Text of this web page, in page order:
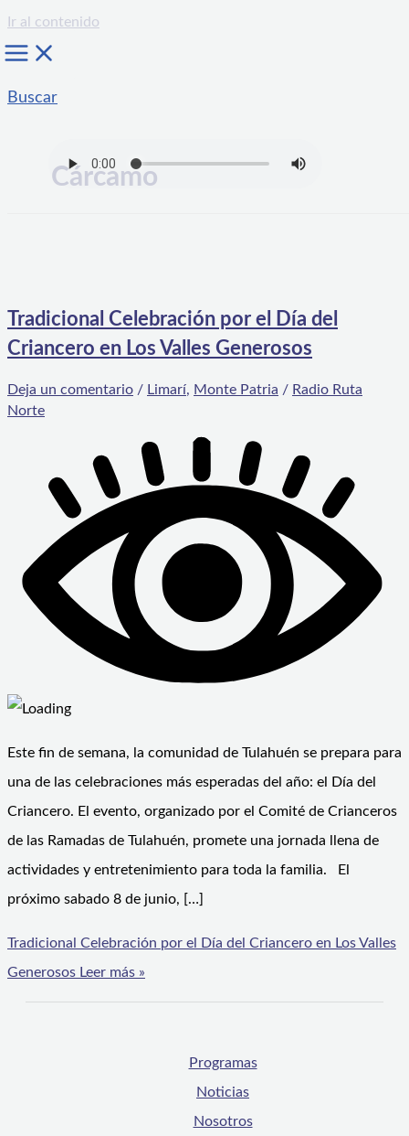
Ir al contenido
Buscar
Cárcamo
Tradicional Celebración por el Día del
Criancero en Los Valles Generosos
Deja un comentario / Limarí, Monte Patria / Radio Ruta
Norte
Este fin de semana, la comunidad de Tulahuén se prepara para
una de las celebraciones más esperadas del año: el Día del
Criancero. El evento, organizado por el Comité de Crianceros
de las Ramadas de Tulahuén, promete una jornada llena de
actividades y entretenimiento para toda la familia. El
próximo sabado 8 de junio, […]
Tradicional Celebración por el Día del Criancero en Los Valles
Generosos Leer más »
Programas
Noticias
Nosotros